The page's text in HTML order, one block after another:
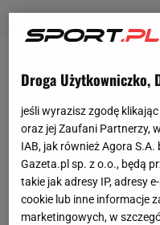
Wielu ekspertów i
Wojciech Szczęsny
Barceloną w meczu z
mówił, że
szkoleniowego, by
pierwszym spotkaniu
reprezentacyjnej.
Droga Użytkowniczko,
jeśli wyrazisz zgodę
oraz jej Zaufani Partnerzy,
IAB, jak również Agora
Gazeta.pl sp. z o.o., będą
takie jak adresy IP, adresy
cookie lub inne informacje
marketingowych, w